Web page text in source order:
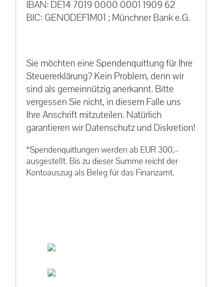
IBAN: DE14 7019 0000 0001 1909 62
BIC: GENODEF1M01 ; Münchner Bank e.G.
Sie möchten eine Spendenquittung für Ihre
Steuererklärung? Kein Problem, denn wir
sind als gemeinnützig anerkannt. Bitte
vergessen Sie nicht, in diesem Falle uns
Ihre Anschrift mitzuteilen. Natürlich
garantieren wir Datenschutz und Diskretion!
*Spendenquittungen werden ab EUR 300,–
ausgestellt. Bis zu dieser Summe reicht der
Kontoauszug als Beleg für das Finanzamt.